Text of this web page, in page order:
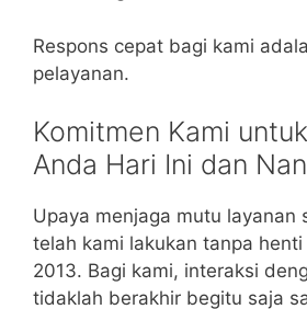
Respons cepat bagi kami
pelayanan.
Komitmen Kami
Anda Hari Ini dan
Upaya menjaga mutu layanan
telah kami lakukan tanpa
2013. Bagi kami, interaksi
tidaklah berakhir begitu saja